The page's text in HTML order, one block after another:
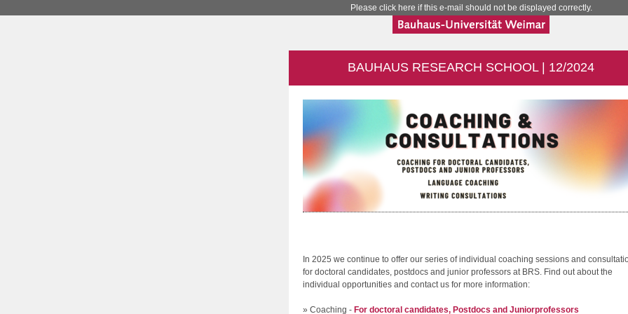
Please click here if this e-mail should not be displayed correctly.
BAUHAUS RESEARCH SCHOOL | 12/2024
In 2025 we continue to offer our series of individual coaching sessions and
for doctoral candidates, postdocs and junior professors at BRS. Find out about the
individual opportunities and contact us for more information:
» Coaching - For doctoral candidates, Postdocs and Juniorprofessors